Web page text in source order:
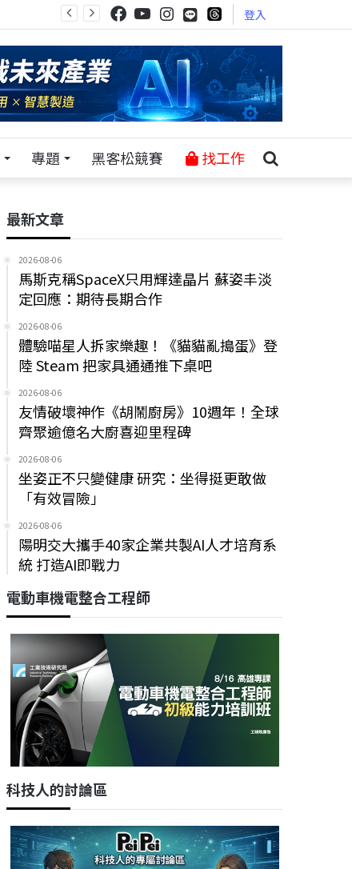
登入
專題 黑客松競賽 找工作
最新文章
2026-08-06
馬斯克稱SpaceX只用輝達晶片 蘇姿丰淡
定回應：期待長期合作
2026-08-06
體驗喵星人拆家樂趣！《貓貓亂搗蛋》登
陸 Steam 把家具通通推下桌吧
2026-08-06
友情破壞神作《胡鬧廚房》10週年！全球
齊聚逾億名大廚喜迎里程碑
2026-08-06
坐姿正不只變健康 研究：坐得挺更敢做
「有效冒險」
2026-08-06
陽明交大攜手40家企業共製AI人才培育系
統 打造AI即戰力
電動車機電整合工程師
科技人的討論區